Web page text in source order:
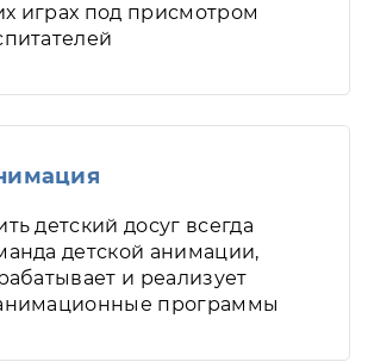
играх под присмотром
детский досуг всегда
детской анимации,
и реализует
программы